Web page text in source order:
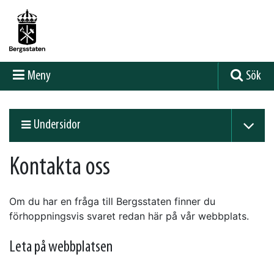
Meny Sök
Undersidor
Kontakta oss
Om du har en fråga till Bergsstaten finner du
förhoppningsvis svaret redan här på vår webbplats.
Leta på webbplatsen